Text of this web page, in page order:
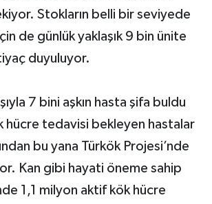
Stokların belli bir seviyede
de günlük yaklaşık 9 bin ünite
duyuluyor.
7 bini aşkın hasta şifa buldu
hücre tedavisi bekleyen hastalar
bu yana Türkök Projesi’nde
Kan gibi hayati öneme sahip
1,1 milyon aktif kök hücre